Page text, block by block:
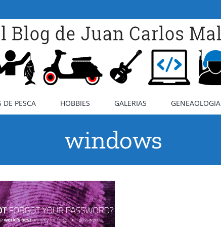
DE PESCA HOBBIES GALERIAS GENEAOLOGIA
windows